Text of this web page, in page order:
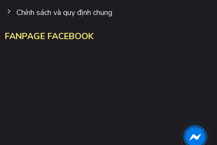
Chính sách và quy định chung
FANPAGE FACEBOOK